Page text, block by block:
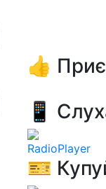
👍
📱
RadioPlayer
🎫